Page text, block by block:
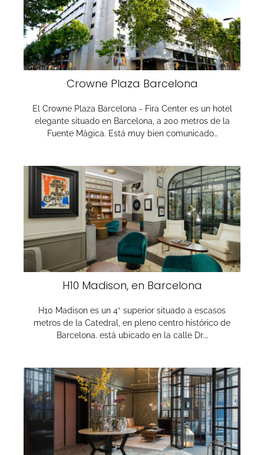
Crowne Plaza Barcelona
El Crowne Plaza Barcelona - Fira Center es un hotel
elegante situado en Barcelona, a 200 metros de la
Fuente Mágica. Está muy bien comunicado…
H10 Madison, en Barcelona
H10 Madison es un 4* superior situado a escasos
metros de la Catedral, en pleno centro histórico de
Barcelona. está ubicado en la calle Dr.…